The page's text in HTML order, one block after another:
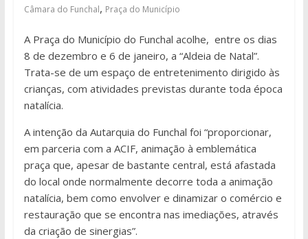
Câmara do Funchal, Praça do Município
A Praça do Município do Funchal acolhe, entre os dias
8 de dezembro e 6 de janeiro, a “Aldeia de Natal”.
Trata-se de um espaço de entretenimento dirigido às
crianças, com atividades previstas durante toda época
natalícia.
A intenção da Autarquia do Funchal foi “proporcionar,
em parceria com a ACIF, animação à emblemática
praça que, apesar de bastante central, está afastada
do local onde normalmente decorre toda a animação
natalícia, bem como envolver e dinamizar o comércio e
restauração que se encontra nas imediações, através
da criação de sinergias”.